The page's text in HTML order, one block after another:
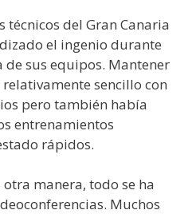
técnicos del Gran Canaria
el ingenio durante
de sus equipos. Mantener
sencillo con
pero también había
entrenamientos
rápidos.
manera, todo se ha
Muchos